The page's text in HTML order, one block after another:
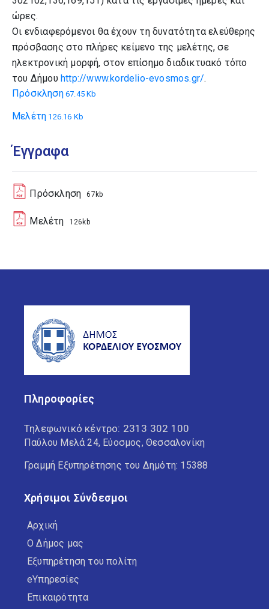
ώρες.
Οι ενδιαφερόμενοι θα έχουν τη δυνατότητα ελεύθερης
πρόσβασης στο πλήρες κείμενο της μελέτης, σε
ηλεκτρονική μορφή, στον επίσημο διαδικτυακό τόπο
του Δήμου http://www.kordelio-evosmos.gr/.
Πρόσκληση67.45 Kb
Μελέτη 126.16 Kb
Έγγραφα
Πρόσκληση 67kb
Μελέτη 126kb
Πληροφορίες
Τηλεφωνικό κέντρο: 2313 302 100
Παύλου Μελά 24, Εύοσμος, Θεσσαλονίκη
Γραμμή Εξυπηρέτησης του Δημότη: 15388
Χρήσιμοι Σύνδεσμοι
Αρχική
Ο Δήμος μας
Εξυπηρέτηση του πολίτη
eΥπηρεσίες
Επικαιρότητα